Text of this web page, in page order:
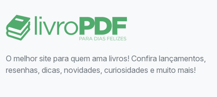
O melhor site para quem ama livros! Confira lançamentos,
resenhas, dicas, novidades, curiosidades e muito mais!